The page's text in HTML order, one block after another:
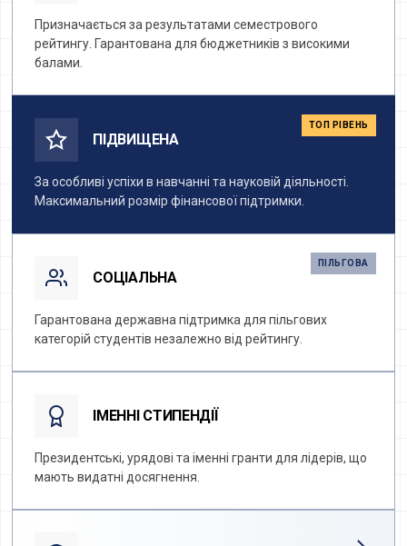
Призначається за результатами семестрового
рейтингу. Гарантована для бюджетників з високими
балами.
ПІДВИЩЕНА
За особливі успіхи в навчанні та науковій діяльності.
Максимальний розмір фінансової підтримки.
СОЦІАЛЬНА
Гарантована державна підтримка для пільгових
категорій студентів незалежно від рейтингу.
ІМЕННІ СТИПЕНДІЇ
Президентські, урядові та іменні гранти для лідерів, що
мають видатні досягнення.